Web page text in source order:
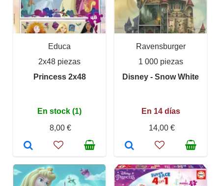
Educa
2x48 piezas
Princess 2x48
En stock (1)
8,00 €
Ravensburger
1 000 piezas
Disney - Snow White
En 14 días
14,00 €